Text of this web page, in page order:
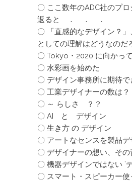
〇 ここ数年のADC社のプ
返ると ． ． ．
〇 「直感的なデザイン？
としての理解はどうなのだ
〇 Tokyo・2020 に向かって
〇 水彩画を始めた
〇 デザイン事務所に期待
〇 工業デザイナーの数は？
〇 ～ らしさ ？？
〇 AI と デザイン
〇 生き方 の デザイン
〇 アートなセンスを製品デ
〇 デザイナーの想い、その
〇 機器デザインではない `
〇 スマート・スピーカー使